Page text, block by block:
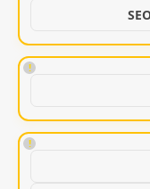
!
!